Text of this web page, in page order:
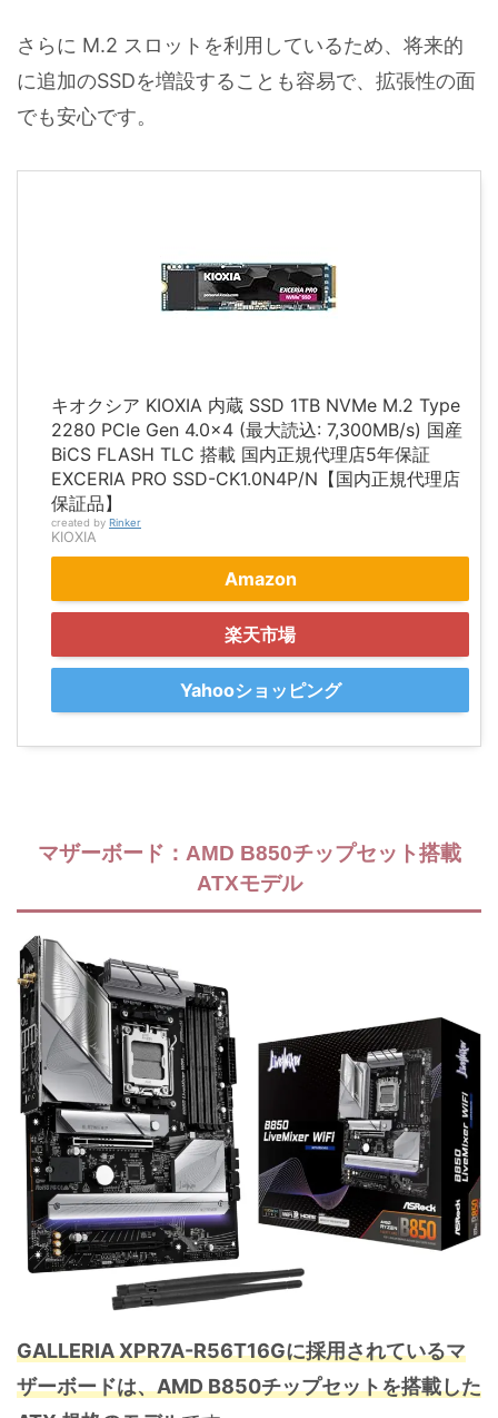
さらに M.2 スロットを利用しているため、将来的
に追加のSSDを増設することも容易で、拡張性の面
でも安心です。
キオクシア KIOXIA 内蔵 SSD 1TB NVMe M.2 Type
2280 PCIe Gen 4.0×4 (最大読込: 7,300MB/s) 国産
BiCS FLASH TLC 搭載 国内正規代理店5年保証
EXCERIA PRO SSD-CK1.0N4P/N【国内正規代理店
保証品】
created by Rinker
KIOXIA
Amazon
楽天市場
Yahooショッピング
マザーボード：AMD B850チップセット搭載
ATXモデル
GALLERIA XPR7A-R56T16Gに採用されているマ
ザーボードは、AMD B850チップセットを搭載した